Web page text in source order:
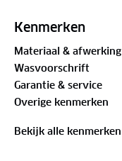
Kenmerken
Materiaal & afwerking
Wasvoorschrift
Garantie & service
Overige kenmerken
Bekijk alle kenmerken